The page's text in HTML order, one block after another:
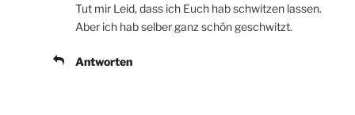
Tut mir Leid, dass ich Euch hab schwitzen lassen.
Aber ich hab selber ganz schön geschwitzt.
Antworten